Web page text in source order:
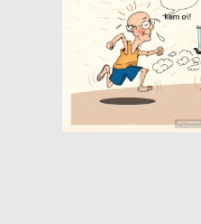
Chợ Bến Thành xưa tên
Khách sạn nổi 5 sao biểu
Cụ bà làm cửu vạn ở chợ